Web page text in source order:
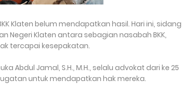
Klaten belum mendapatkan hasil. Hari ini, sidang
Negeri Klaten antara sebagian nasabah BKK,
tercapai kesepakatan.
Abdul Jamal, S.H., M.H., selalu advokat dari ke 25
untuk mendapatkan hak mereka.